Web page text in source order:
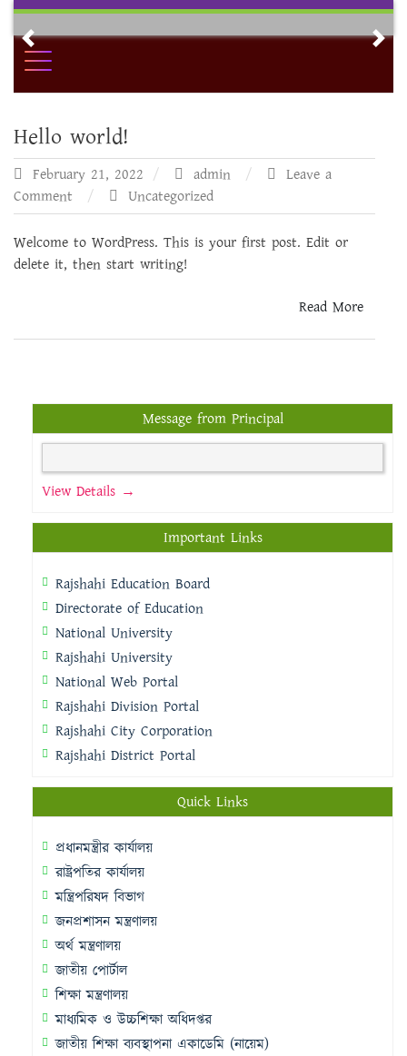
Skip
contentPrevious
Hello world!
February 21, 2022 admin
Leave a
Comment
on
Hello
world!
Uncategorized
Welcome to WordPress. This is your first post. Edit or
delete it, then start writing!
Read More
Message from Principal
View Details →
Important Links
Rajshahi Education Board
Directorate of Education
National University
Rajshahi University
National Web Portal
Rajshahi Division Portal
Rajshahi City Corporation
Rajshahi District Portal
Quick Links
প্রধানমন্ত্রীর কার্যালয়
রাষ্ট্রপতির কার্যালয়
মন্ত্রিপরিষদ বিভাগ
জনপ্রশাসন মন্ত্রণালয়
অর্থ মন্ত্রণালয়
জাতীয় পোর্টাল
শিক্ষা মন্ত্রণালয়
মাধ্যমিক ও উচ্চশিক্ষা অধিদপ্তর
জাতীয় শিক্ষা ব্যবস্থাপনা একাডেমি (নায়েম)